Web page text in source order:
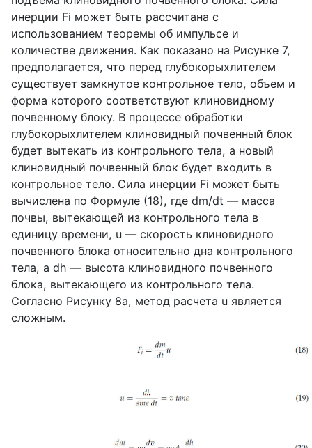
инерции Fi может быть рассчитана с
использованием теоремы об импульсе и
количестве движения. Как показано на Рисунке 7,
предполагается, что перед глубокорыхлителем
существует замкнутое контрольное тело, объем и
форма которого соответствуют клиновидному
почвенному блоку. В процессе обработки
глубокорыхлителем клиновидный почвенный блок
будет вытекать из контрольного тела, а новый
клиновидный почвенный блок будет входить в
контрольное тело. Сила инерции Fi может быть
вычислена по Формуле (18), где dm/dt — масса
почвы, вытекающей из контрольного тела в
единицу времени, u — скорость клиновидного
почвенного блока относительно дна контрольного
тела, а dh — высота клиновидного почвенного
блока, вытекающего из контрольного тела.
Согласно Рисунку 8a, метод расчета u является
сложным.